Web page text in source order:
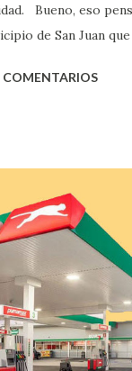
Bueno, eso
de San Juan
de $25,000,00
en la farmacia
Lomas en el
lo disfrute!
COMENTARIOS